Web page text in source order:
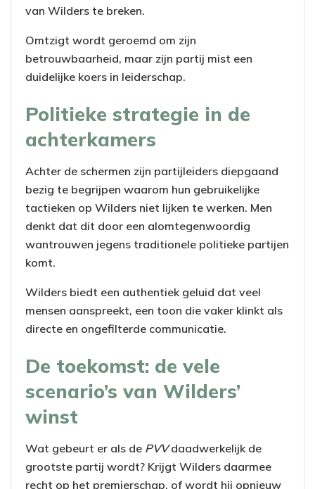
van Wilders te breken.
Omtzigt wordt geroemd om zijn
betrouwbaarheid, maar zijn partij mist een
duidelijke koers in leiderschap.
Politieke strategie in de
achterkamers
Achter de schermen zijn partijleiders diepgaand
bezig te begrijpen waarom hun gebruikelijke
tactieken op Wilders niet lijken te werken. Men
denkt dat dit door een alomtegenwoordig
wantrouwen jegens traditionele politieke partijen
komt.
Wilders biedt een authentiek geluid dat veel
mensen aanspreekt, een toon die vaker klinkt als
directe en ongefilterde communicatie.
De toekomst: de vele
scenario’s van Wilders’
winst
Wat gebeurt er als de PVVdaadwerkelijk de
grootste partij wordt? Krijgt Wilders daarmee
recht op het premierschap, of wordt hij opnieuw